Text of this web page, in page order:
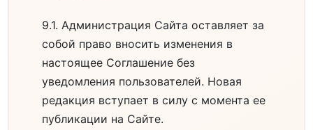
9.1. Администрация Сайта оставляет за
собой право вносить изменения в
настоящее Соглашение без
уведомления пользователей. Новая
редакция вступает в силу с момента ее
публикации на Сайте.